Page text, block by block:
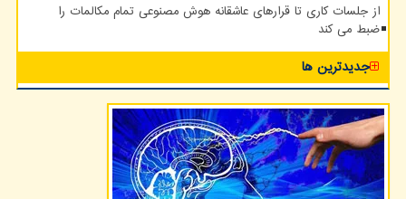
از جلسات کاری تا قرارهای عاشقانه هوش مصنوعی تمام مکالمات را
ضبط می کند
جدیدترین ها